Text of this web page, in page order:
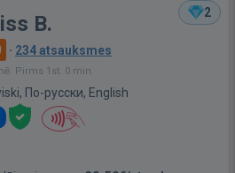
2
B.
· 234 atsauksmes
Pirms 1st. 0 min.
По-русски, English